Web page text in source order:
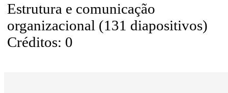
Estrutura e comunicação
organizacional (131 diapositivos)
Créditos: 0